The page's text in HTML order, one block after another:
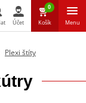
Účet
0
Košík Menu
Plexi štíty